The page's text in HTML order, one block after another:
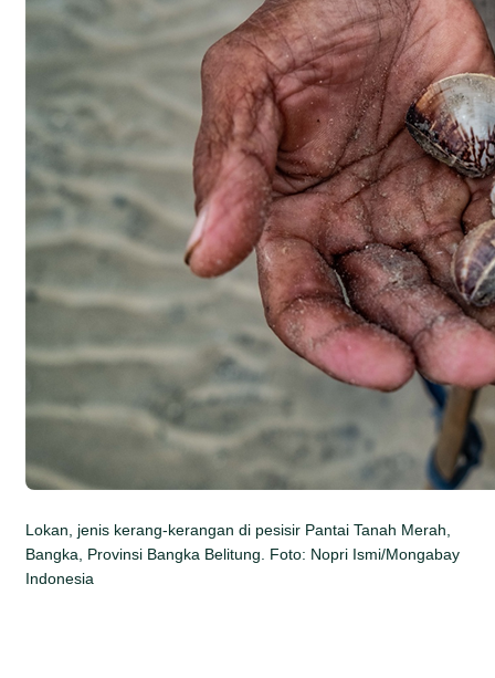
Lokan, jenis kerang-kerangan di pesisir Pantai Tanah Merah,
Bangka, Provinsi Bangka Belitung. Foto: Nopri Ismi/Mongabay
Indonesia